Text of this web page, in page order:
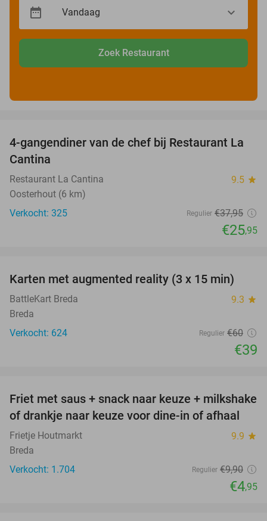
Zoek Restaurant
32%
4-gangendiner van de chef bij Restaurant La
Cantina
Restaurant La Cantina 9.5 star
Oosterhout (6 km)
Verkocht: 325
Regulier €37,95
€25,95
35%
Karten met augmented reality (3 x 15 min)
BattleKart Breda 9.3 star
Breda
Verkocht: 624
Regulier €60
€39
50%
Friet met saus + snack naar keuze + milkshake
of drankje naar keuze voor dine-in of afhaal
Frietje Houtmarkt 9.9 star
Breda
Verkocht: 1.704
Regulier €9,90
€4,95